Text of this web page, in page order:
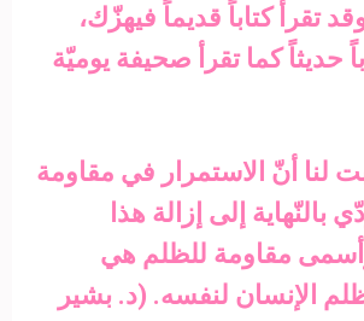
تقرأ كتاباً قديماً فيهزّك،
حديثاً كما تقرأ صحيفة يوميّة
لنا أنّ الاستمرار في مقاومة
بالنّهاية إلى إزالة هذا
مقاومة للظلم هي
الإنسان لنفسه. (د. بشير